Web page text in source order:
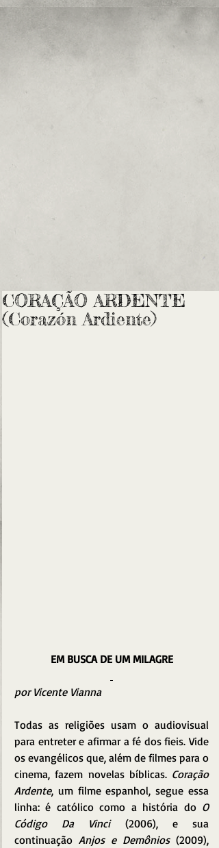
CORAÇÃO ARDENTE
(Corazón Ardiente)
EM BUSCA DE UM MILAGRE
por Vicente Vianna
Todas as religiões usam o audiovisual
para entreter e afirmar a fé dos fieis. Vide
os evangélicos que, além de filmes para o
cinema, fazem novelas bíblicas. Coração
Ardente, um filme espanhol, segue essa
linha: é católico como a história do O
Código Da Vinci (2006), e sua
continuação Anjos e Demônios (2009),